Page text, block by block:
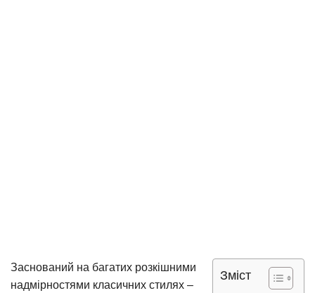
Зміст
Заснований на багатих розкішними
надмірностями класичних стилях –